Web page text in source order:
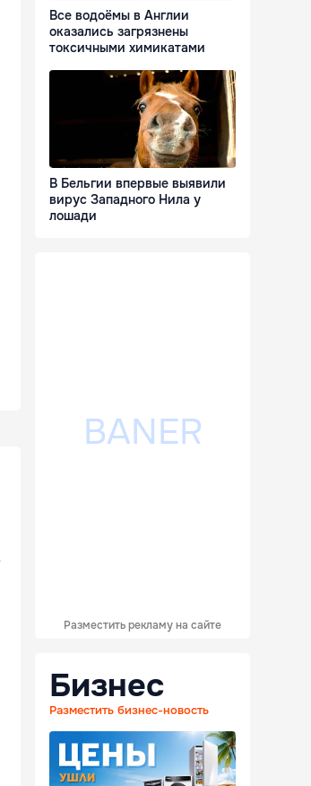
Все водоёмы в Англии
оказались загрязнены
токсичными химикатами
В Бельгии впервые выявили
вирус Западного Нила у
лошади
Разместить рекламу на сайте
Бизнес
Разместить бизнес-новость